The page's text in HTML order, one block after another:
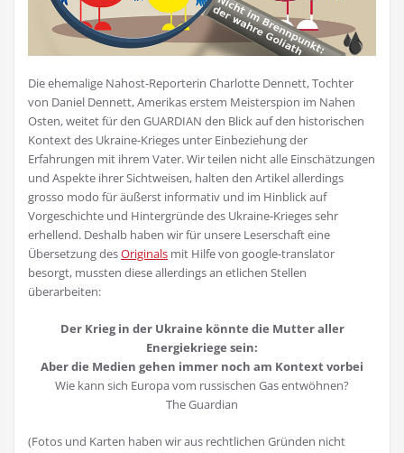
Die ehemalige Nahost-Reporterin Charlotte Dennett, Tochter
von Daniel Dennett, Amerikas erstem Meisterspion im Nahen
Osten, weitet für den GUARDIAN den Blick auf den historischen
Kontext des Ukraine-Krieges unter Einbeziehung der
Erfahrungen mit ihrem Vater. Wir teilen nicht alle Einschätzungen
und Aspekte ihrer Sichtweisen, halten den Artikel allerdings
grosso modo für äußerst informativ und im Hinblick auf
Vorgeschichte und Hintergründe des Ukraine-Krieges sehr
erhellend. Deshalb haben wir für unsere Leserschaft eine
Übersetzung desOriginals mit Hilfe von google-translator
besorgt, mussten diese allerdings an etlichen Stellen
überarbeiten:
Der Krieg in der Ukraine könnte die Mutter aller
Energiekriege sein:
Aber die Medien gehen immer noch am Kontext vorbei
Wie kann sich Europa vom russischen Gas entwöhnen?
The Guardian
(Fotos und Karten haben wir aus rechtlichen Gründen nicht